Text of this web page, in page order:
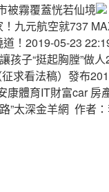
被霧覆蓋恍若仙境
九元航空就737
！2019-05-23
子“挺起胸膛”做
求看法稿）發布
康體育IT財富car 房
”太深金羊網 作者